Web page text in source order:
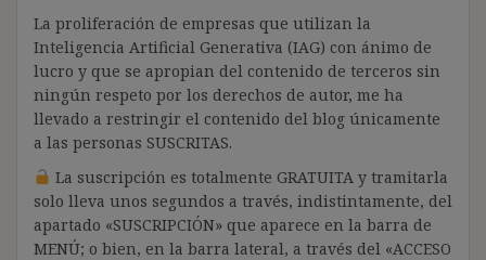
La proliferación de empresas que utilizan la
Inteligencia Artificial Generativa (IAG) con ánimo de
lucro y que se apropian del contenido de terceros sin
ningún respeto por los derechos de autor, me ha
llevado a restringir el contenido del blog únicamente
a las personas SUSCRITAS.
La suscripción es totalmente GRATUITA y tramitarla
solo lleva unos segundos a través, indistintamente, del
apartado «SUSCRIPCIÓN» que aparece en la barra de
MENÚ; o bien, en la barra lateral, a través del «ACCESO